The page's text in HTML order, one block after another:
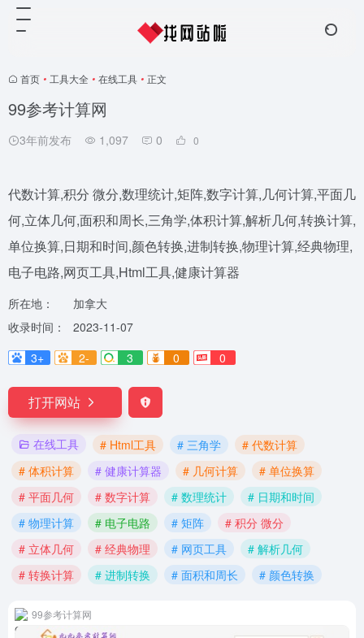
首页 • 工具大全 • 在线工具 • 正文
99参考计算网
3年前发布 1,097 0 0
代数计算,积分 微分,数理统计,矩阵,数字计算,几何计算,平面几
何,立体几何,面积和周长,三角学,体积计算,解析几何,转换计算,
单位换算,日期和时间,颜色转换,进制转换,物理计算,经典物理,
电子电路,网页工具,Html工具,健康计算器
所在地：
加拿大
收录时间：
2023-11-07
3+
2- 3 0 0
打开网站
在线工具 # Html工具 # 三角学
# 代数计算
# 体积计算
# 健康计算器 # 几何计算
# 单位换算
# 平面几何
# 数字计算 # 数理统计
# 日期和时间
# 物理计算
# 电子电路 # 矩阵
# 积分 微分
# 立体几何
# 经典物理 # 网页工具
# 解析几何
# 转换计算
# 进制转换 # 面积和周长 # 颜色转换
99参考计算网